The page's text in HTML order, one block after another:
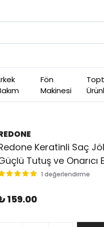
Fön
Makinesi
Keratinli Saç
Tutuş ve Onarıcı
1 değerlendirme
159.00